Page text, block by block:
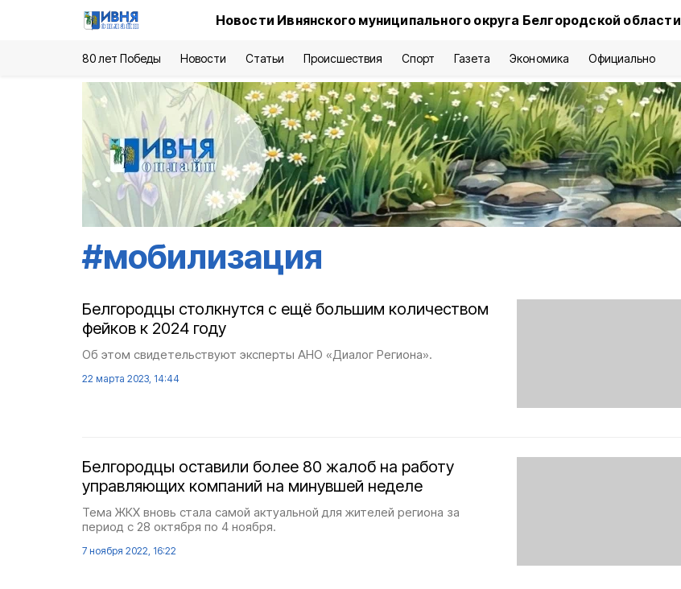
Новости Ивнянского муниципального округа Белгородской области
80 лет Победы Новости Статьи Происшествия Спорт Газета Экономика Официально
#мобилизация
Белгородцы столкнутся с ещё большим количеством
фейков к 2024 году
Об этом свидетельствуют эксперты АНО «Диалог Региона».
22 марта 2023, 14:44
Белгородцы оставили более 80 жалоб на работу
управляющих компаний на минувшей неделе
Тема ЖКХ вновь стала самой актуальной для жителей региона за
период с 28 октября по 4 ноября.
7 ноября 2022, 16:22